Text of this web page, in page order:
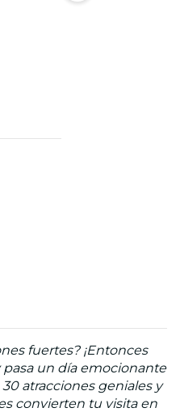
fuertes? ¡Entonces
un día emocionante
atracciones geniales y
convierten tu visita en